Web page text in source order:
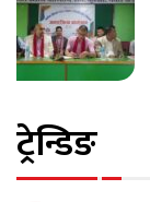
ट्रेन्डिङ